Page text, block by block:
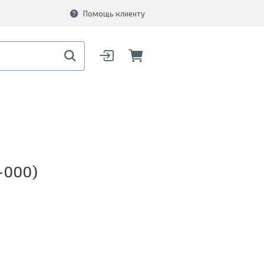
Помощь клиенту
000)